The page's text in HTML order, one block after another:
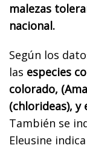
malezas
nacional.
Según los
las especies
colorado,
(chlorideas), y
También se
Eleusine